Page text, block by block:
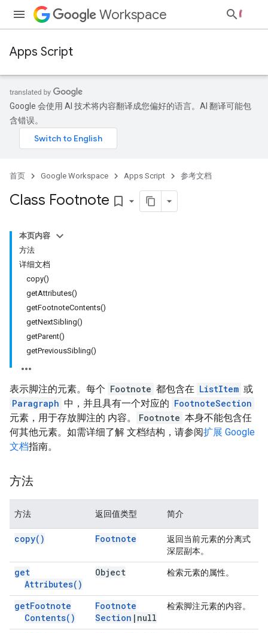
Workspace
Apps Script
Google 会使用 AI 技术将内容翻译成您偏好的语言。AI 翻译可能包
含错误。
首页 Google Workspace Apps Script 参考文档
Class Footnote bookmark_border
本页内容
方法
详细文档
copy()
getAttributes()
getFootnoteContents()
getNextSibling()
getParent()
getPreviousSibling()
表示脚注的元素。每个 Footnote 都包含在 ListItem 或
Paragraph 中，并且具有一个对应的 FootnoteSection
元素，用于存放脚注的 内容。
Footnote 本身不能包含任
何其他元素。如需详细了解 文档结构，请参阅扩展 Google
文档指南。
方法
方法 返回值类型 简介
copy( ) Footnote
返回当前元素的分离式
深层副本。
get
Attributes( )
Object 检索元素的属性。
getFootnote
Contents( )
Footnote
Section | null
检索脚注元素的内容。